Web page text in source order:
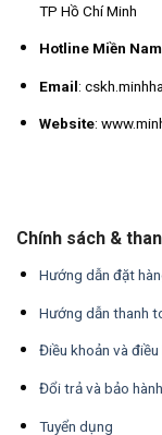
TP Hồ Chí Minh
Hotline Miền Nam
Email:
Website:
Chính sách &
Hướng dẫn đặt
Hướng dẫn thanh
Điều khoản và điều
Đổi trả và bảo hành
Tuyển dụng